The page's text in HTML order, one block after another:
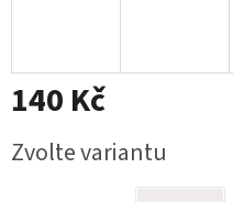
140 Kč
Měrná
cena:
Zvolte variantu